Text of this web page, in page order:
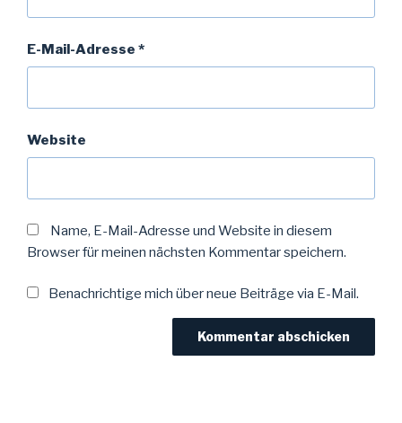
E-Mail-Adresse *
Website
Name, E-Mail-Adresse und Website in diesem
Browser für meinen nächsten Kommentar speichern.
Benachrichtige mich über neue Beiträge via E-Mail.